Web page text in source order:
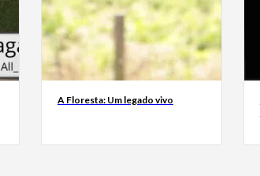
A Floresta: Um legado vivo